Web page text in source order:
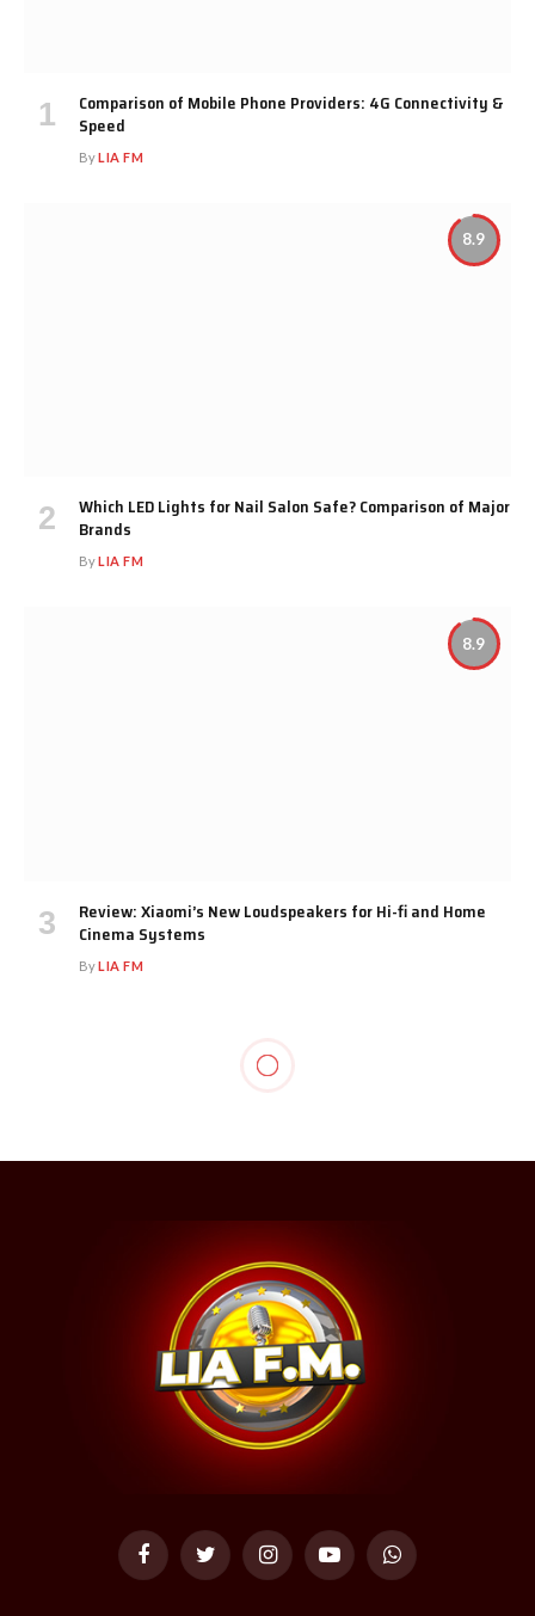
Comparison of Mobile Phone Providers: 4G Connectivity &
Speed
ByLIA FM
8.9
Which LED Lights for Nail Salon Safe? Comparison of Major
Brands
ByLIA FM
8.9
Review: Xiaomi’s New Loudspeakers for Hi-fi and Home
Cinema Systems
ByLIA FM
FacebookTwitter InstagramYouTubeWhatsApp